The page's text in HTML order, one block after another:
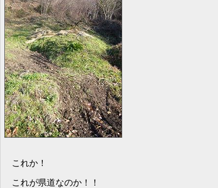
これか！
これが県道なのか！！